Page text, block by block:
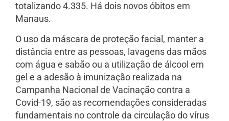
totalizando 4.335. Há dois novos óbitos em
Manaus.
O uso da máscara de proteção facial, manter a
distância entre as pessoas, lavagens das mãos
com água e sabão ou a utilização de álcool em
gel e a adesão à imunização realizada na
Campanha Nacional de Vacinação contra a
Covid-19, são as recomendações consideradas
fundamentais no controle da circulação do vírus